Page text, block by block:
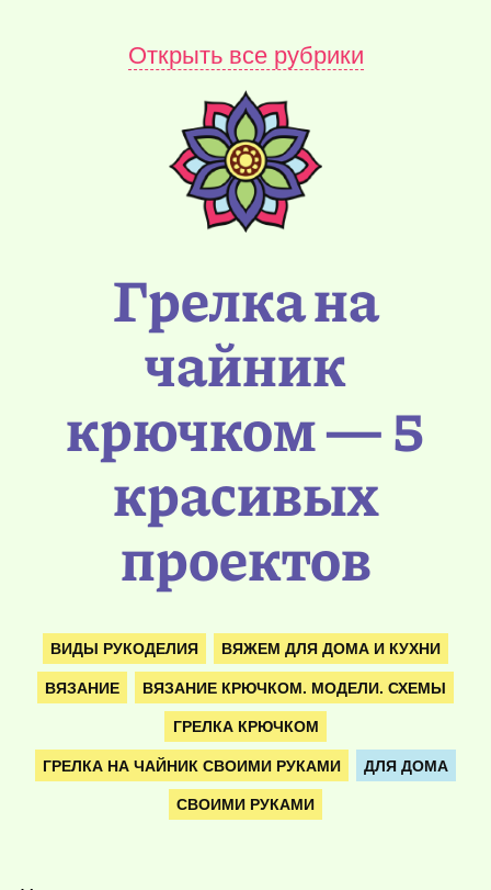
Открыть все рубрики
Грелка на
чайник
крючком — 5
красивых
проектов
ВИДЫ РУКОДЕЛИЯ ВЯЖЕМ ДЛЯ ДОМА И КУХНИ
ВЯЗАНИЕ ВЯЗАНИЕ КРЮЧКОМ. МОДЕЛИ. СХЕМЫ
ГРЕЛКА КРЮЧКОМ
ГРЕЛКА НА ЧАЙНИК СВОИМИ РУКАМИ ДЛЯ ДОМА
СВОИМИ РУКАМИ